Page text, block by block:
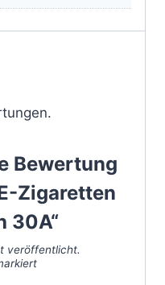
Bewertung
Zigaretten
30A“
veröffentlicht.